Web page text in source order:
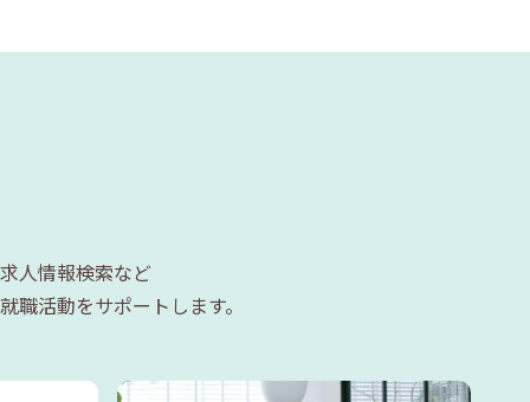
人情報検索など
活動をサポートします。